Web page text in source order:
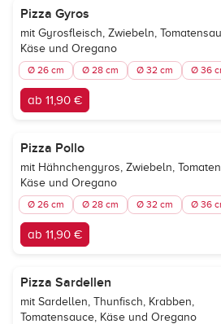
Pizza Gyros
mit Gyrosfleisch, Zwiebeln,
Käse und Oregano
Ø 26 cm Ø 28 cm Ø 32 cm Ø 36
ab 11,90 €
Pizza Pollo
mit Hähnchengyros, Zwiebeln,
Käse und Oregano
Ø 26 cm Ø 28 cm Ø 32 cm Ø 36
ab 11,90 €
Pizza Sardellen
mit Sardellen, Thunfisch, Krabben,
Tomatensauce, Käse und Oregano